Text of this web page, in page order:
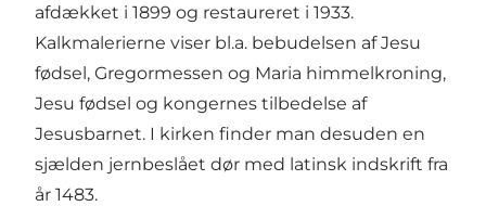
afdækket i 1899 og restaureret i 1933.
Kalkmalerierne viser bl.a. bebudelsen af Jesu
fødsel, Gregormessen og Maria himmelkroning,
Jesu fødsel og kongernes tilbedelse af
Jesusbarnet. I kirken finder man desuden en
sjælden jernbeslået dør med latinsk indskrift fra
år 1483.